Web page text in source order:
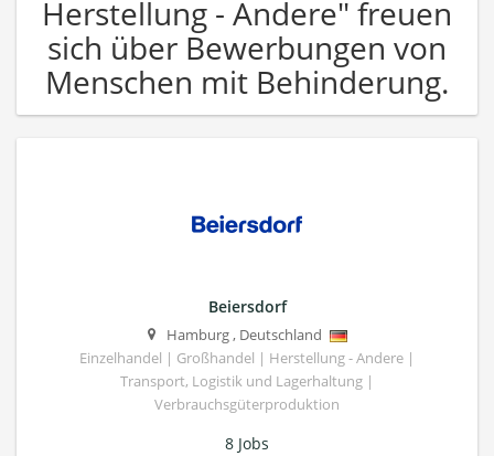
Herstellung - Andere" freuen
sich über Bewerbungen von
Menschen mit Behinderung.
Beiersdorf
Hamburg, Deutschland
Einzelhandel | Großhandel | Herstellung - Andere |
Transport, Logistik und Lagerhaltung |
Verbrauchsgüterproduktion
8 Jobs